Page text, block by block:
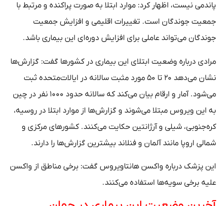
پاندمی نیست، اظهار کرد: موارد ابتلا به صورت پراکنده و مرتبط با
جمعیت جوندگان است. تغییرات اقلیمی و افزایش جمعیت
جوندگان می‌تواند عاملی برای افزایش دوره‌ای این بیماری باشد.
مرادی درباره وضعیت ابتلای این بیماری در کشورها گفت: گزارش‌ها
نشان می‌دهد ۲۰ تا ۵۰ مورد مثبت سالانه در ایالات‌متحده ثبت
می‌شود. آمار و ارقام بیان می‌کند که سالانه حدود ۱۰۰۰ نفر در چین
به این ویروس مبتلا می‌شوند و گزارش‌ها از موارد ابتلا در روسیه،
کره‌جنوبی، شیلی و آرژانتین حکایت می‌کنند. کشورهای مرکزی و
شمالی اروپا مانند آلمان و فنلاند بیشترین گزارش‌ها را دارند.
این پزشک درباره واکسن هانتاویروس گفت: برخی مناطق از واکسن
علیه برخی سویه‌ها استفاده می‌کنند.